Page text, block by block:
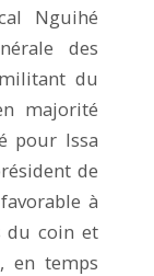
Nguihé
des
du
majorité
pour Issa
de
à
du coin et
en temps